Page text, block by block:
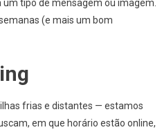
tipo de mensagem ou imagem.
(e mais um bom
frias e distantes — estamos
em que horário estão online,